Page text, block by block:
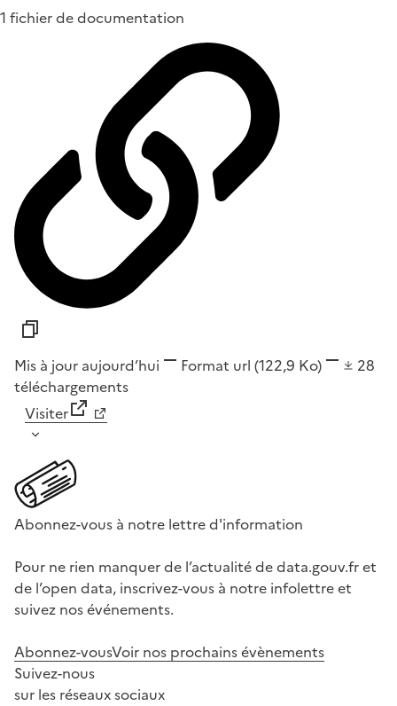
1 fichier de documentation
Mis à jour aujourd’hui Format url (122,9 Ko)
28
téléchargements
Visiter
Abonnez-vous à notre lettre d'information
Pour ne rien manquer de l’actualité de data.gouv.fr et
de l’open data, inscrivez-vous à notre infolettre et
suivez nos événements.
Abonnez-vousVoir nos prochains évènements
Suivez-nous
sur les réseaux sociaux